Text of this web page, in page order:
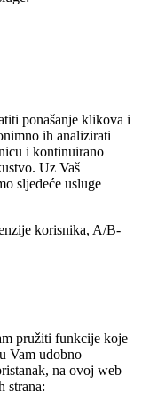
ponašanje klikova i
ih analizirati
i kontinuirano
Uz Vaš
sljedeće usluge
korisnika, A/B-
pružiti funkcije koje
Vam udobno
na ovoj web
strana: